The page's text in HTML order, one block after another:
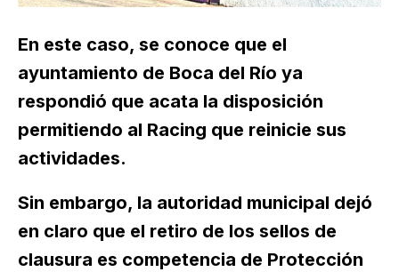
En este caso, se conoce que el
ayuntamiento de Boca del Río ya
respondió que acata la disposición
permitiendo al Racing que reinicie sus
actividades.
Sin embargo, la autoridad municipal dejó
en claro que el retiro de los sellos de
clausura es competencia de Protección